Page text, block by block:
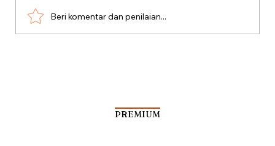
Dari Srebrenica ke Palestina
Beri komentar dan penilaian...
PREMIUM